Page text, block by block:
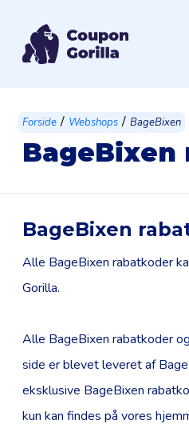
Forside / Webshops / BageBixen
BageBixen
Alle BageBixen rabatkoder
Gorilla.
Alle BageBixen rabatkoder
side er blevet leveret af
eksklusive BageBixen
kun kan findes på vores